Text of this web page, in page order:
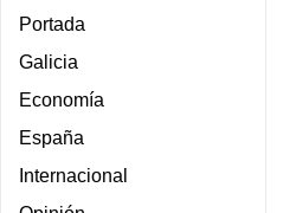
Portada
Galicia
Economía
España
Internacional